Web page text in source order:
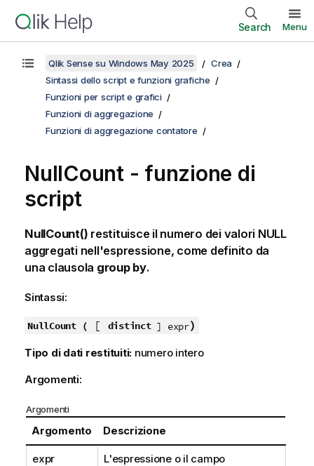
Search Menu
Qlik Sense su Windows May 2025
Crea
Sintassi dello script e funzioni grafiche
Funzioni per script e grafici
Funzioni di aggregazione
Funzioni di aggregazione contatore
NullCount - funzione di
script
NullCount() restituisce il numero dei valori NULL
aggregati nell'espressione, come definito da
una clausola group by.
Sintassi:
NullCount ( [ distinct] expr)
Tipo di dati restituiti: numero intero
Argomenti:
Argomenti
Argomento Descrizione
expr
L'espressione o il campo